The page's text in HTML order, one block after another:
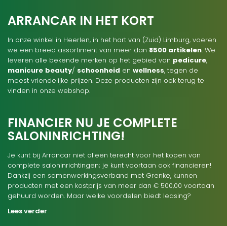
ARRANCAR IN HET KORT
In onze winkel in Heerlen, in het hart van (Zuid) Limburg, voeren
we een breed assortiment van meer dan 8500 artikelen. We
leveren alle bekende merken op het gebied van pedicure,
manicure beauty/ schoonheid en wellness, tegen de
meest vriendelijke prijzen. Deze producten zijn ook terug te
vinden in onze webshop.
FINANCIER NU JE COMPLETE
SALONINRICHTING!
Je kunt bij Arrancar niet alleen terecht voor het kopen van
complete saloninrichtingen; je kunt voortaan ook financieren!
Dankzij een samenwerkingsverband met Grenke, kunnen
producten met een kostprijs van meer dan € 500,00 voortaan
gehuurd worden. Maar welke voordelen biedt leasing?
Lees verder